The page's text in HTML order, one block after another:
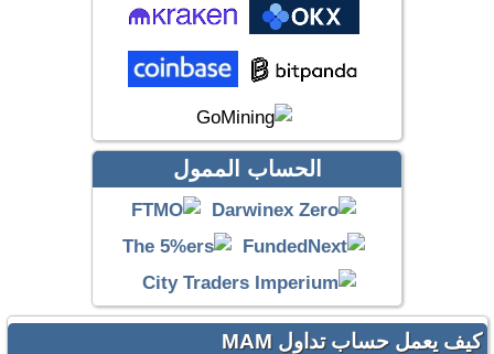
الحساب الممول
كيف يعمل حساب تداول MAM